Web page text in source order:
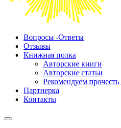
Вопросы -Ответы
Отзывы
Книжная полка
Авторские книги
Авторские статьи
Рекомендуем
Партнерка
Контакты